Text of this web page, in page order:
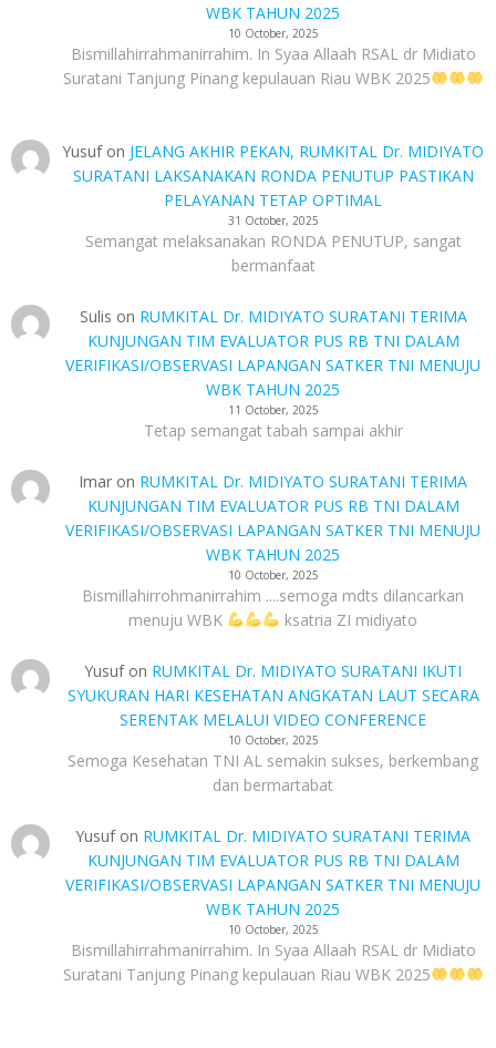
WBK TAHUN 2025
10 October, 2025
Bismillahirrahmanirrahim. In Syaa Allaah RSAL dr Midiato
Suratani Tanjung Pinang kepulauan Riau WBK 2025
Yusufon JELANG AKHIR PEKAN, RUMKITAL Dr. MIDIYATO
SURATANI LAKSANAKAN RONDA PENUTUP PASTIKAN
PELAYANAN TETAP OPTIMAL
31 October, 2025
Semangat melaksanakan RONDA PENUTUP, sangat
bermanfaat
Sulis on RUMKITAL Dr. MIDIYATO SURATANI TERIMA
KUNJUNGAN TIM EVALUATOR PUS RB TNI DALAM
VERIFIKASI/OBSERVASI LAPANGAN SATKER TNI MENUJU
WBK TAHUN 2025
11 October, 2025
Tetap semangat tabah sampai akhir
Imar on RUMKITAL Dr. MIDIYATO SURATANI TERIMA
KUNJUNGAN TIM EVALUATOR PUS RB TNI DALAM
VERIFIKASI/OBSERVASI LAPANGAN SATKER TNI MENUJU
WBK TAHUN 2025
10 October, 2025
Bismillahirrohmanirrahim ....semoga mdts dilancarkan
menuju WBK
ksatria ZI midiyato
Yusufon RUMKITAL Dr. MIDIYATO SURATANI IKUTI
SYUKURAN HARI KESEHATAN ANGKATAN LAUT SECARA
SERENTAK MELALUI VIDEO CONFERENCE
10 October, 2025
Semoga Kesehatan TNI AL semakin sukses, berkembang
dan bermartabat
Yusufon RUMKITAL Dr. MIDIYATO SURATANI TERIMA
KUNJUNGAN TIM EVALUATOR PUS RB TNI DALAM
VERIFIKASI/OBSERVASI LAPANGAN SATKER TNI MENUJU
WBK TAHUN 2025
10 October, 2025
Bismillahirrahmanirrahim. In Syaa Allaah RSAL dr Midiato
Suratani Tanjung Pinang kepulauan Riau WBK 2025